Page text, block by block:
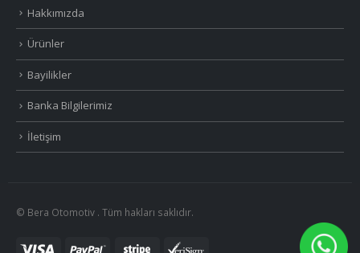
Hakkımızda
Ürünler
Bayilikler
Banka Bilgilerimiz
İletişim
© Bera Otomotiv . Tüm hakları saklıdır.